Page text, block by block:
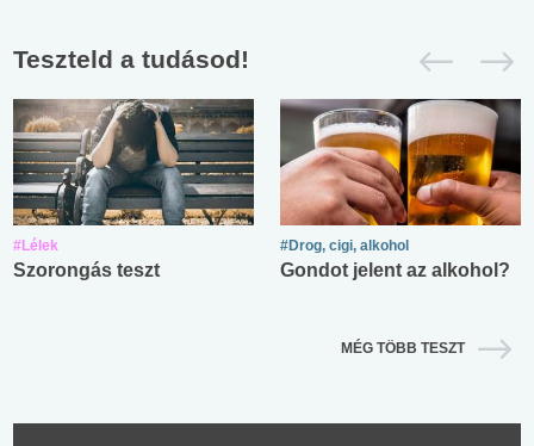
Teszteld a tudásod!
#Lélek
Szorongás teszt
#Drog, cigi, alkohol
Gondot jelent az alkohol?
MÉG TÖBB TESZT